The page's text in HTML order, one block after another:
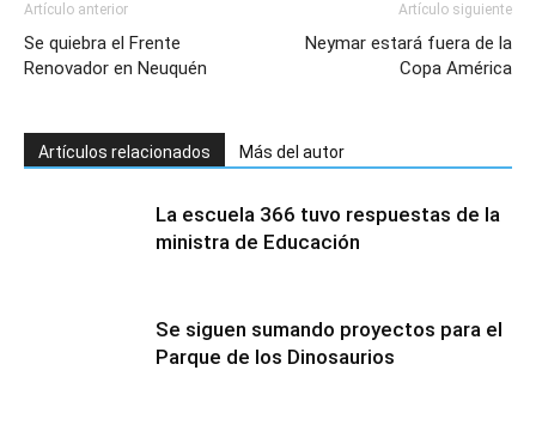
Artículo anterior
Se quiebra el Frente
Renovador en Neuquén
Artículo siguiente
Neymar estará fuera de la
Copa América
Artículos relacionados Más del autor
La escuela 366 tuvo respuestas de la
ministra de Educación
Se siguen sumando proyectos para el
Parque de los Dinosaurios